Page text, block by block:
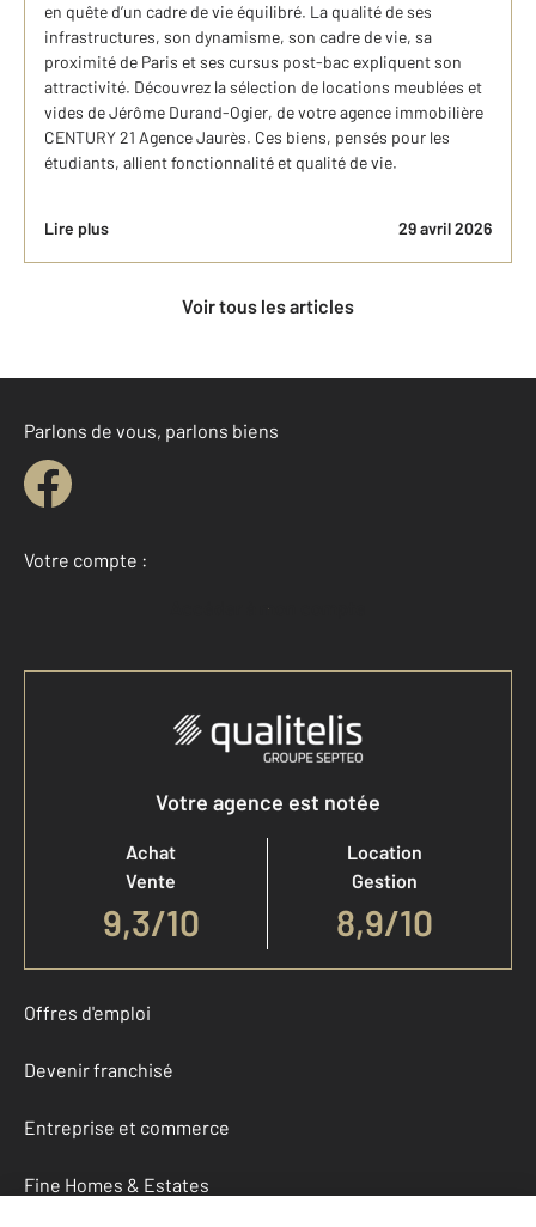
en quête d’un cadre de vie équilibré. La qualité de ses
infrastructures, son dynamisme, son cadre de vie, sa
proximité de Paris et ses cursus post-bac expliquent son
attractivité. Découvrez la sélection de locations meublées et
vides de Jérôme Durand-Ogier, de votre agence immobilière
CENTURY 21 Agence Jaurès. Ces biens, pensés pour les
étudiants, allient fonctionnalité et qualité de vie.
Lire plus 29 avril 2026
Voir tous les articles
Parlons de vous, parlons biens
Votre compte :
Accéder à mon compte
Votre agence est notée
Achat
Vente
9,3/10
Location
Gestion
8,9/10
Offres d'emploi
Devenir franchisé
Entreprise et commerce
Fine Homes & Estates